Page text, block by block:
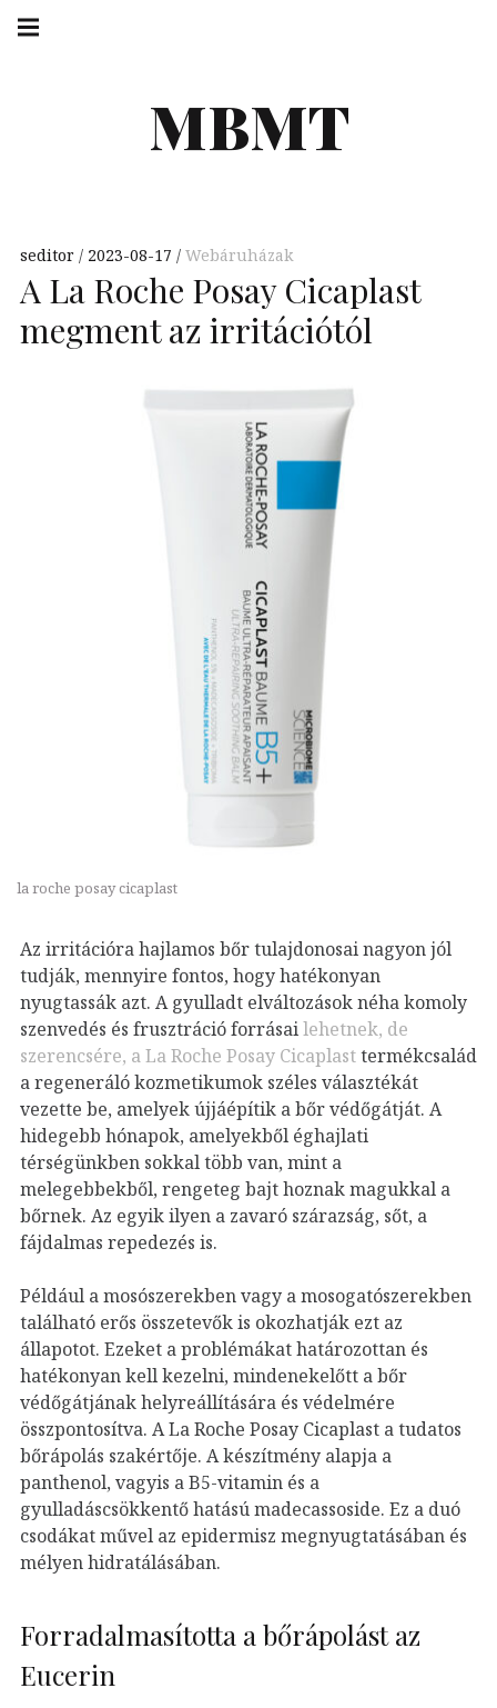
Skip
MBMT
navigation
seditor 2023-08-17 Webáruházak
A La Roche Posay Cicaplast
megment az irritációtól
la roche posay cicaplast
Az irritációra hajlamos bőr tulajdonosai nagyon jól
tudják, mennyire fontos, hogy hatékonyan
nyugtassák azt. A gyulladt elváltozások néha komoly
szenvedés és frusztráció forrásailehetnek, de
szerencsére, a La Roche Posay Cicaplasttermékcsalád
a regeneráló kozmetikumok széles választékát
vezette be, amelyek újjáépítik a bőr védőgátját. A
hidegebb hónapok, amelyekből éghajlati
térségünkben sokkal több van, mint a
melegebbekből, rengeteg bajt hoznak magukkal a
bőrnek. Az egyik ilyen a zavaró szárazság, sőt, a
fájdalmas repedezés is.
Például a mosószerekben vagy a mosogatószerekben
található erős összetevők is okozhatják ezt az
állapotot. Ezeket a problémákat határozottan és
hatékonyan kell kezelni, mindenekelőtt a bőr
védőgátjának helyreállítására és védelmére
összpontosítva. A La Roche Posay Cicaplast a tudatos
bőrápolás szakértője. A készítmény alapja a
panthenol, vagyis a B5-vitamin és a
gyulladáscsökkentő hatású madecassoside. Ez a duó
csodákat művel az epidermisz megnyugtatásában és
mélyen hidratálásában.
Forradalmasította a bőrápolást az
Eucerin